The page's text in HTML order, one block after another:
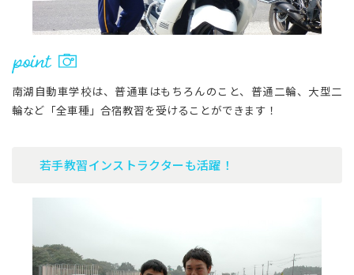
南湖自動車学校は、普通車はもちろんのこと、普通二輪、大型二
輪など「全車種」合宿教習を受けることができます！
若手教習インストラクターも活躍！